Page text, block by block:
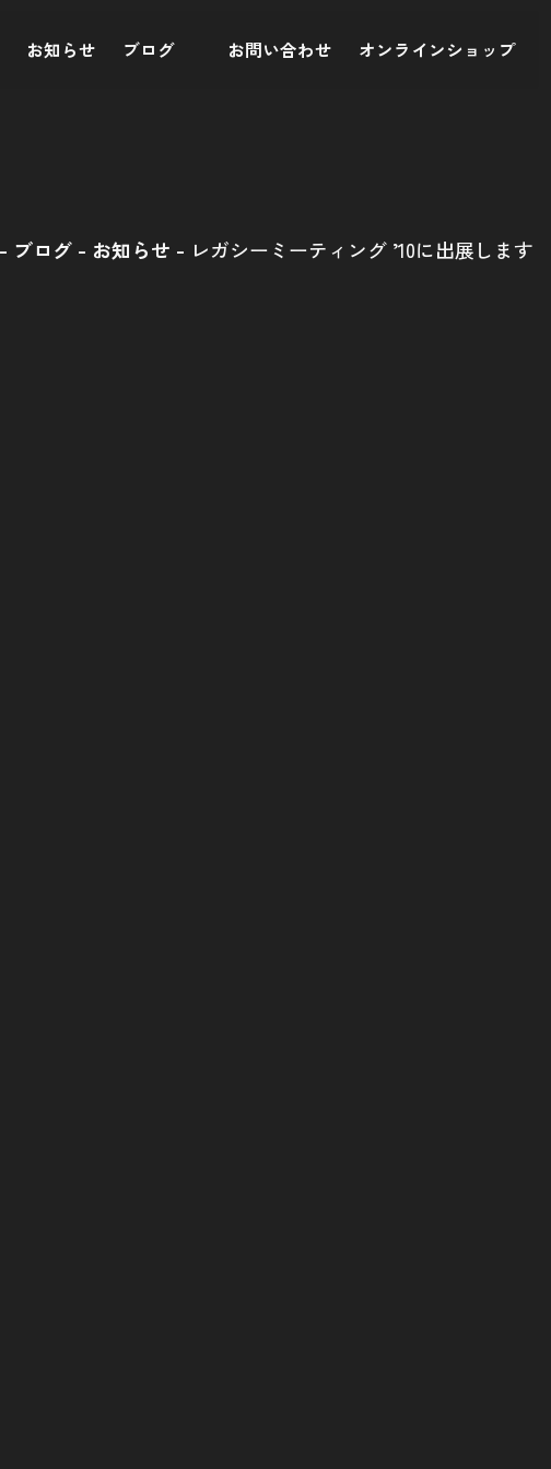
お知らせ ブログ お問い合わせ オンラインショップ
ブログ お知らせ レガシーミーティング ’10に出展します